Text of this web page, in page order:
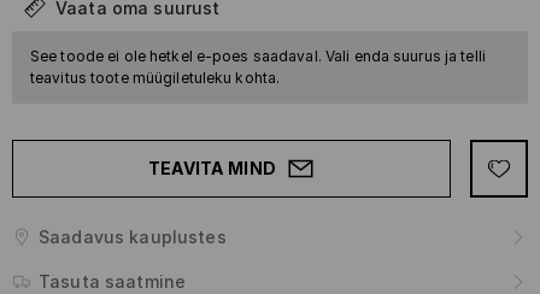
Vaata oma suurust
See toode ei ole hetkel e-poes saadaval. Vali enda suurus ja telli
teavitus toote müügiletuleku kohta.
TEAVITA MIND
Saadavus kauplustes
Tasuta saatmine